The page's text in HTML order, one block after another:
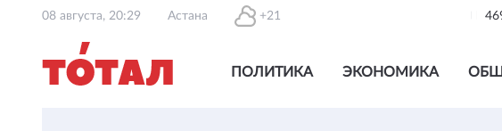
08 августа, 20:29 Астана +21
ПОЛИТИКА ЭКОНОМИКА